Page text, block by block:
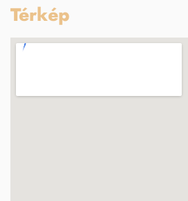
Térkép